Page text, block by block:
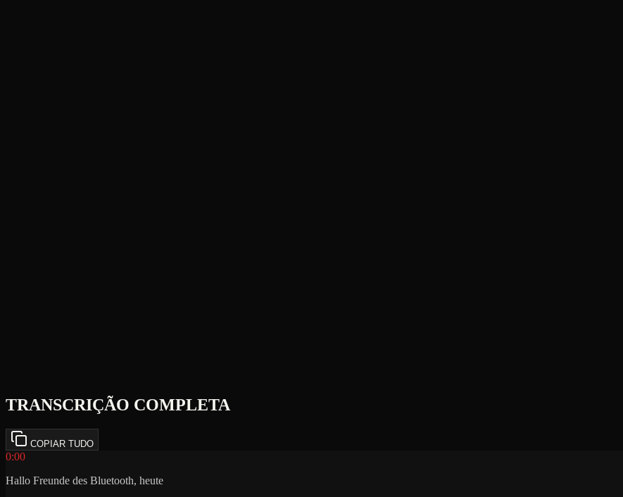
TRANSCRIÇÃO COMPLETA
COPIAR TUDO
0:00
Hallo Freunde des Bluetooth, heute